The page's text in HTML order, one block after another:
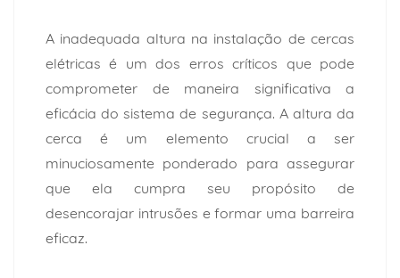
A inadequada altura na instalação de cercas
elétricas é um dos erros críticos que pode
comprometer de maneira significativa a
eficácia do sistema de segurança. A altura da
cerca é um elemento crucial a ser
minuciosamente ponderado para assegurar
que ela cumpra seu propósito de
desencorajar intrusões e formar uma barreira
eficaz.